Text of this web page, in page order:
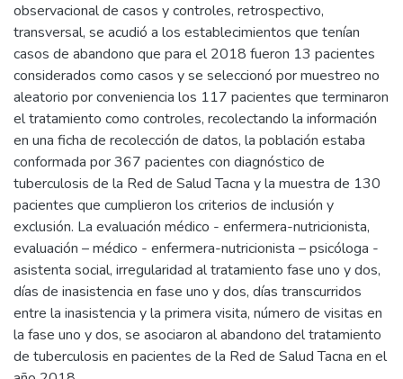
observacional de casos y controles, retrospectivo,
transversal, se acudió a los establecimientos que tenían
casos de abandono que para el 2018 fueron 13 pacientes
considerados como casos y se seleccionó por muestreo no
aleatorio por conveniencia los 117 pacientes que terminaron
el tratamiento como controles, recolectando la información
en una ficha de recolección de datos, la población estaba
conformada por 367 pacientes con diagnóstico de
tuberculosis de la Red de Salud Tacna y la muestra de 130
pacientes que cumplieron los criterios de inclusión y
exclusión. La evaluación médico - enfermera-nutricionista,
evaluación – médico - enfermera-nutricionista – psicóloga -
asistenta social, irregularidad al tratamiento fase uno y dos,
días de inasistencia en fase uno y dos, días transcurridos
entre la inasistencia y la primera visita, número de visitas en
la fase uno y dos, se asociaron al abandono del tratamiento
de tuberculosis en pacientes de la Red de Salud Tacna en el